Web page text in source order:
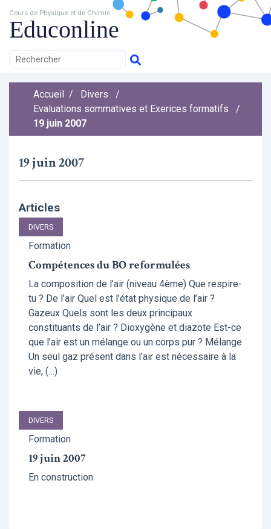
Cours de Physique et de Chimie
Educonline
Accueil / Divers
/
Evaluations sommatives et Exerices formatifs
/
19 juin 2007
19 juin 2007
Articles
DIVERS
Formation
Compétences du BO reformulées
La composition de l’air (niveau 4ème) Que respire-
tu ? De l’air Quel est l’état physique de l’air ?
Gazeux Quels sont les deux principaux
constituants de l’air ? Dioxygène et diazote Est-ce
que l’air est un mélange ou un corps pur ? Mélange
Un seul gaz présent dans l’air est nécessaire à la
vie, (…)
DIVERS
Formation
19 juin 2007
En construction